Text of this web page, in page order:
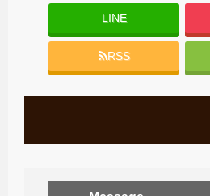
LINE
RSS